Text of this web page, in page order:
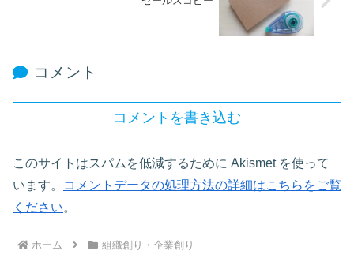
コメント
コメントを書き込む
このサイトはスパムを低減するために Akismet を使って
います。
コメントデータの処理方法の詳細はこちらをご覧
ください。
ホーム 組織創り・企業創り